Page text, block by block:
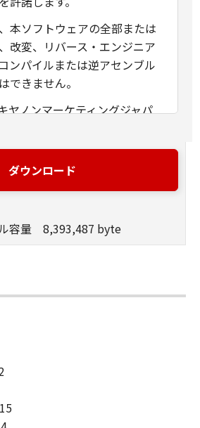
本ソフトウェアの全部または
改変、リバース・エンジニア
ンパイルまたは逆アセンブル
できません。
ヤノンマーケティングジャパ
ウェアがユーザーの特定の目
当であること、もしくは有用
証もいたしません。
ヤノンマーケティングジャパ
よびキヤノンのライセンサー
ウェアの使用に付随または関
直接的または間接的な損失、
負いません。
日本国政府または該当国の政
許可等を得ることなしに、本
の全部または一部を、直接ま
出してはなりません。
ダウンロード
容量 8,393,487 byte